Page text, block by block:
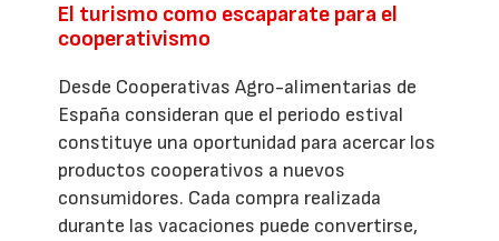
El turismo como escaparate para el
cooperativismo
Desde Cooperativas Agro-alimentarias de
España consideran que el periodo estival
constituye una oportunidad para acercar los
productos cooperativos a nuevos
consumidores. Cada compra realizada
durante las vacaciones puede convertirse,